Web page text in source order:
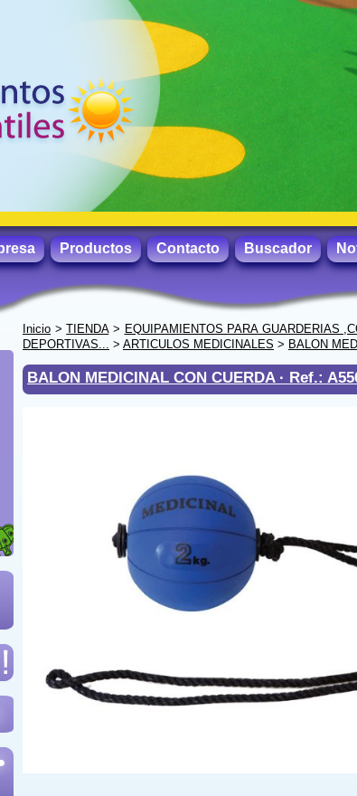
Productos Contacto Buscador
Inicio >TIENDA> EQUIPAMIENTOS PARA GUARDERIAS
DEPORTIVAS... > ARTICULOS MEDICINALES > BALON
BALON MEDICINAL CON CUERDA · Ref.: